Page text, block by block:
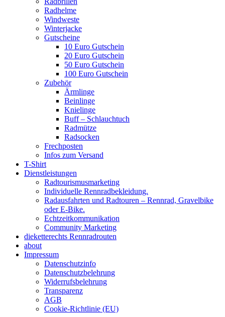
Radhelme
Windweste
Winterjacke
Gutscheine
10 Euro Gutschein
20 Euro Gutschein
50 Euro Gutschein
100 Euro Gutschein
Zubehör
Ärmlinge
Beinlinge
Knielinge
Buff – Schlauchtuch
Radmütze
Radsocken
Frechposten
Infos zum Versand
T-Shirt
Dienstleistungen
Radtourismusmarketing
Individuelle Rennradbekleidung.
Radausfahrten und Radtouren – Rennrad, Gravelbike
oder E-Bike.
Echtzeitkommunikation
Community Marketing
dieketterechts Rennradrouten
about
Impressum
Datenschutzinfo
Datenschutzbelehrung
Widerrufsbelehrung
Transparenz
AGB
Cookie-Richtlinie (EU)